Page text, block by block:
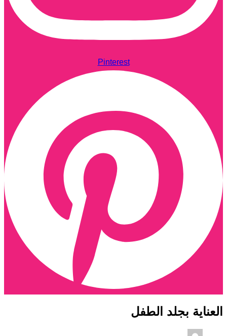
Pinterest
بجلد الطفل